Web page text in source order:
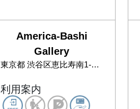
America-Bashi
Gallery
東京都 渋谷区恵比寿南1-22-3
利用案内